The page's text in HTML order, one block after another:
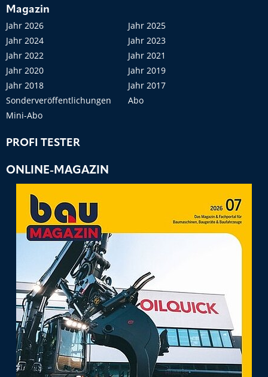
Magazin
Jahr 2026
Jahr 2025
Jahr 2024
Jahr 2023
Jahr 2022
Jahr 2021
Jahr 2020
Jahr 2019
Jahr 2018
Jahr 2017
Sonderveröffentlichungen
Abo
Mini-Abo
PROFI TESTER
ONLINE-MAGAZIN